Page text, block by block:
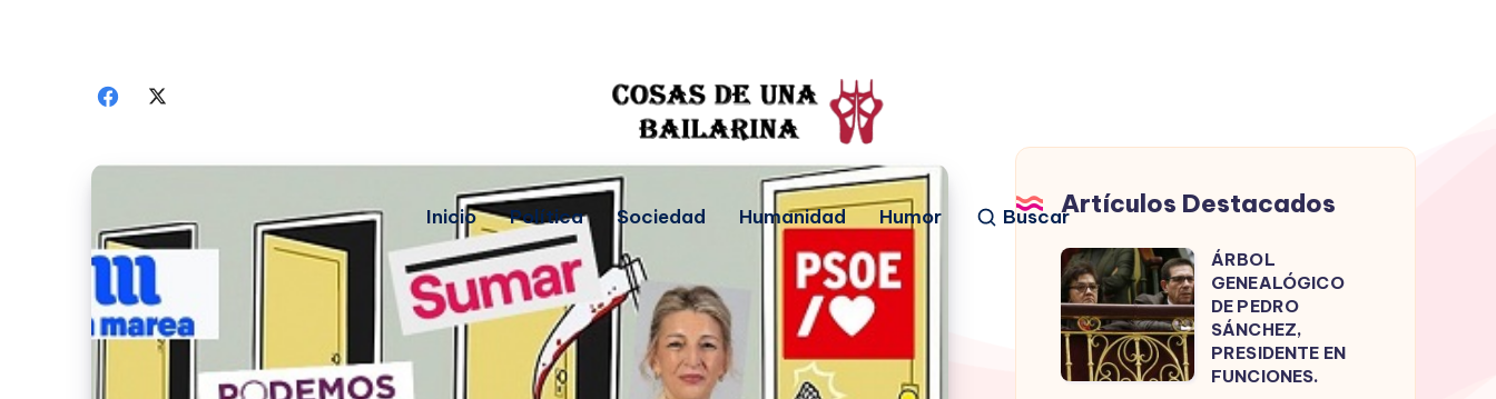
Inicio Política Sociedad Humanidad Humor BuscarArtículos Destacados
ÁRBOL
GENEALÓGICO
DE
PEDRO
SÁNCHEZ,
ÁRBOL
GENEALÓGICO
DE PEDRO
SÁNCHEZ,
PRESIDENTE EN
FUNCIONES.